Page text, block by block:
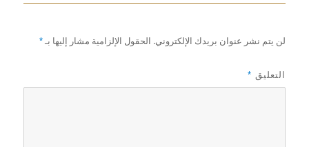
لن يتم نشر عنوان بريدك الإلكتروني. الحقول الإلزامية مشار إليها بـ*
التعليق *